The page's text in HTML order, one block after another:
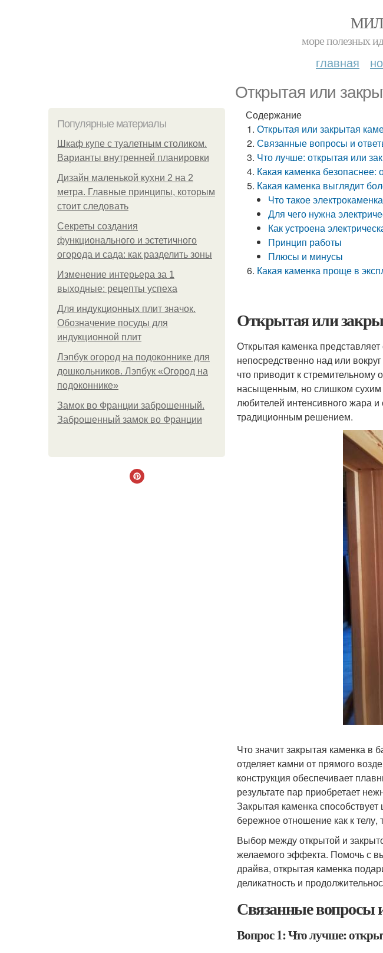
море полезных
главная
Открытая или
Популярные материалы
Шкаф купе с туалетным столиком.
Варианты внутренней планировки
Дизайн маленькой кухни 2 на 2
метра. Главные принципы, которым
стоит следовать
Секреты создания
функционального и эстетичного
огорода и сада: как разделить зоны
Изменение интерьера за 1
выходные: рецепты успеха
Для индукционных плит значок.
Обозначение посуды для
индукционной плит
Лэпбук огород на подоконнике для
дошкольников. Лэпбук «Огород на
подоконнике»
Замок во Франции заброшенный.
Заброшенный замок во Франции
Содержание
Открытая или закрытая
Связанные вопросы и
Что лучше: открытая или
Какая каменка безопаснее:
Какая каменка выглядит
Что такое электрокаменка
Для чего нужна
Как устроена
Принцип работы
Плюсы и минусы
Какая каменка проще в
Открытая или
Открытая каменка
непосредственно над или
что приводит к
насыщенным, но слишком сухим
любителей интенсивного жара и
традиционным решением.
Что значит закрытая каменка в
отделяет камни от прямого
конструкция обеспечивает
результате пар приобретает
Закрытая каменка
бережное отношение как к телу,
Выбор между открытой и
желаемого эффекта. Помочь с
драйва, открытая каменка
деликатность и
Связанные вопросы
Вопрос 1: Что лучше: